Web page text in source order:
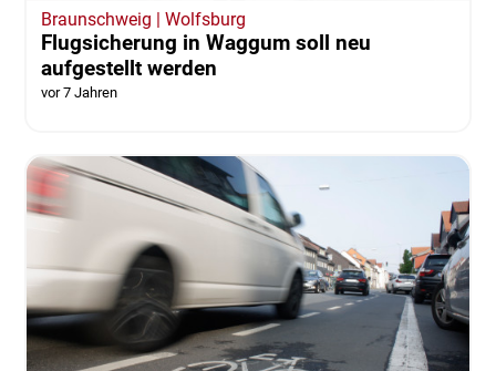
Braunschweig | Wolfsburg
Flugsicherung in Waggum soll neu
aufgestellt werden
vor 7 Jahren